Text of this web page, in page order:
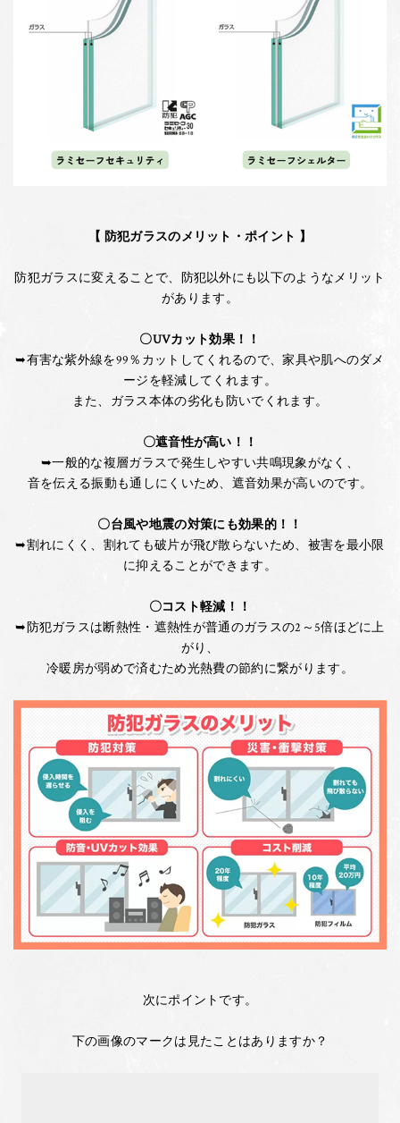
【 防犯ガラスのメリット・ポイント 】
防犯ガラスに変えることで、防犯以外にも以下のようなメリット
があります。
〇UVカット効果！！
➥有害な紫外線を99％カットしてくれるので、家具や肌へのダメ
ージを軽減してくれます。
また、ガラス本体の劣化も防いでくれます。
〇遮音性が高い！！
➥一般的な複層ガラスで発生しやすい共鳴現象がなく、
音を伝える振動も通しにくいため、遮音効果が高いのです。
〇台風や地震の対策にも効果的！！
➥割れにくく、割れても破片が飛び散らないため、被害を最小限
に抑えることができます。
〇コスト軽減！！
➥防犯ガラスは断熱性・遮熱性が普通のガラスの2～5倍ほどに上
がり、
冷暖房が弱めで済むため光熱費の節約に繋がります。
次にポイントです。
下の画像のマークは見たことはありますか？